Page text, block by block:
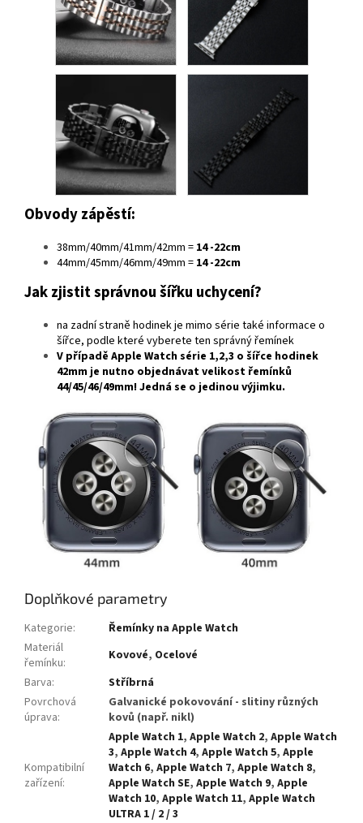
Obvody zápěstí:
38mm/40mm/41mm/42mm = 14 -22cm
44mm/45mm/46mm/49mm = 14 -22cm
Jak zjistit správnou šířku uchycení?
na zadní straně hodinek je mimo série také informace o
šířce, podle které vyberete ten správný řemínek
V případě Apple Watch série 1,2,3 o šířce hodinek
42mm je nutno objednávat velikost řemínků
44/45/46/49mm! Jedná se o jedinou výjimku.
Doplňkové parametry
Kategorie:
Řemínky na Apple Watch
Materiál
řemínku: Kovové, Ocelové
Barva:
Stříbrná
Povrchová
úprava:
Galvanické pokovování - slitiny různých
kovů (např. nikl)
Kompatibilní
zařízení:
Apple Watch 1, Apple Watch 2, Apple Watch
3, Apple Watch 4, Apple Watch 5, Apple
Watch 6, Apple Watch 7, Apple Watch 8,
Apple Watch SE, Apple Watch 9, Apple
Watch 10, Apple Watch 11, Apple Watch
ULTRA 1 / 2 / 3